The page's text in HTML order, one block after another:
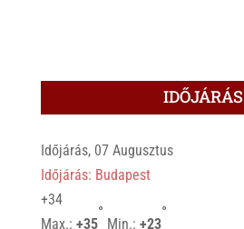
IDŐJÁRÁS
Időjárás, 07 Augusztus
Időjárás: Budapest
+34
Max.: +35
°
Min.: +23
°